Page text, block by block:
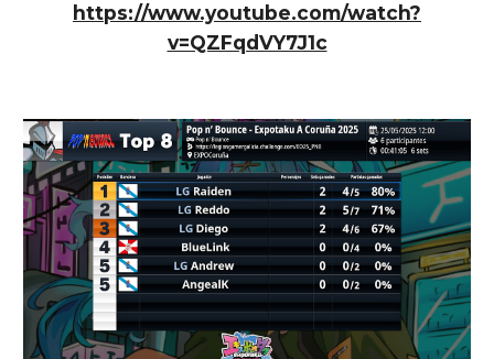
https://www.youtube.com/watch?
v=QZFqdVY7J1c